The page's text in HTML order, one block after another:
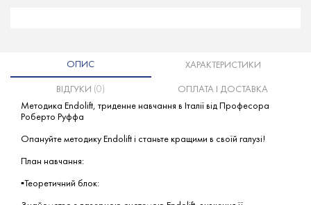
ОПИС ХАРАКТЕРИСТИКИ
ВІДГУКИ (0)
ОПЛАТА І ДОСТАВКА
Методика Endolift, триденне навчання в Італії від Професора
Роберто Руффа
Опануйте методику Endolift і станьте кращими в своїй галузі!
План навчання:
▪️Теоретичний блок: